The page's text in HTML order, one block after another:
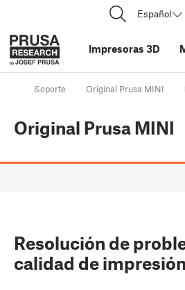
Español
Impresoras 3D
Soporte Original Prusa MINI
Original Prusa MINI
Resolución de
calidad de impresión